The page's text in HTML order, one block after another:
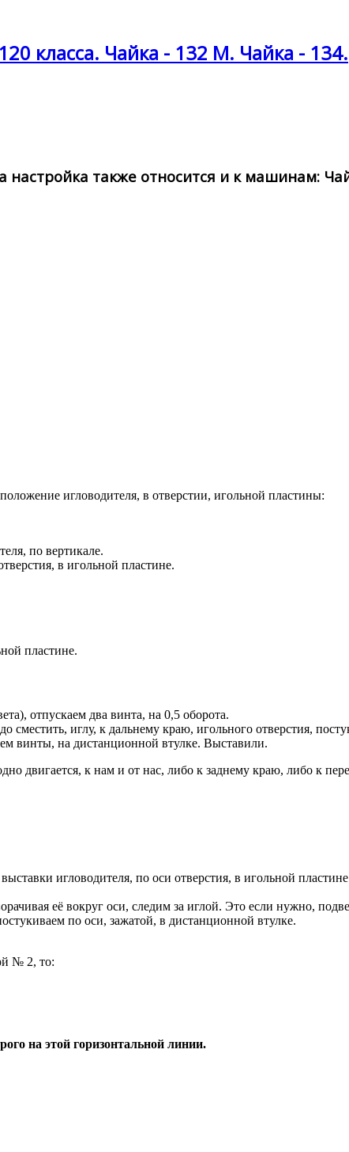
класса. Чайка - 132 М. Чайка - 134.
также относится и к машинам:
игловодителя, в отверстии, игольной пластины:
по вертикале.
в игольной пластине.
пластине.
отпускаем два винта, на 0,5 оборота.
сместить, иглу, к дальнему краю, игольного отверстия,
винты, на дистанционной втулке. Выставили.
двигается, к нам и от нас, либо к заднему краю, либо к
игловодителя, по оси отверстия, в игольной
её вокруг оси, следим за иглой. Это если нужно,
по оси, зажатой, в дистанционной втулке.
№ 2, то:
на этой горизонтальной линии.